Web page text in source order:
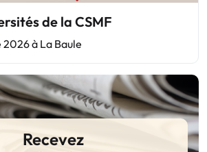
de la CSMF
2026 à La Baule
Recevez